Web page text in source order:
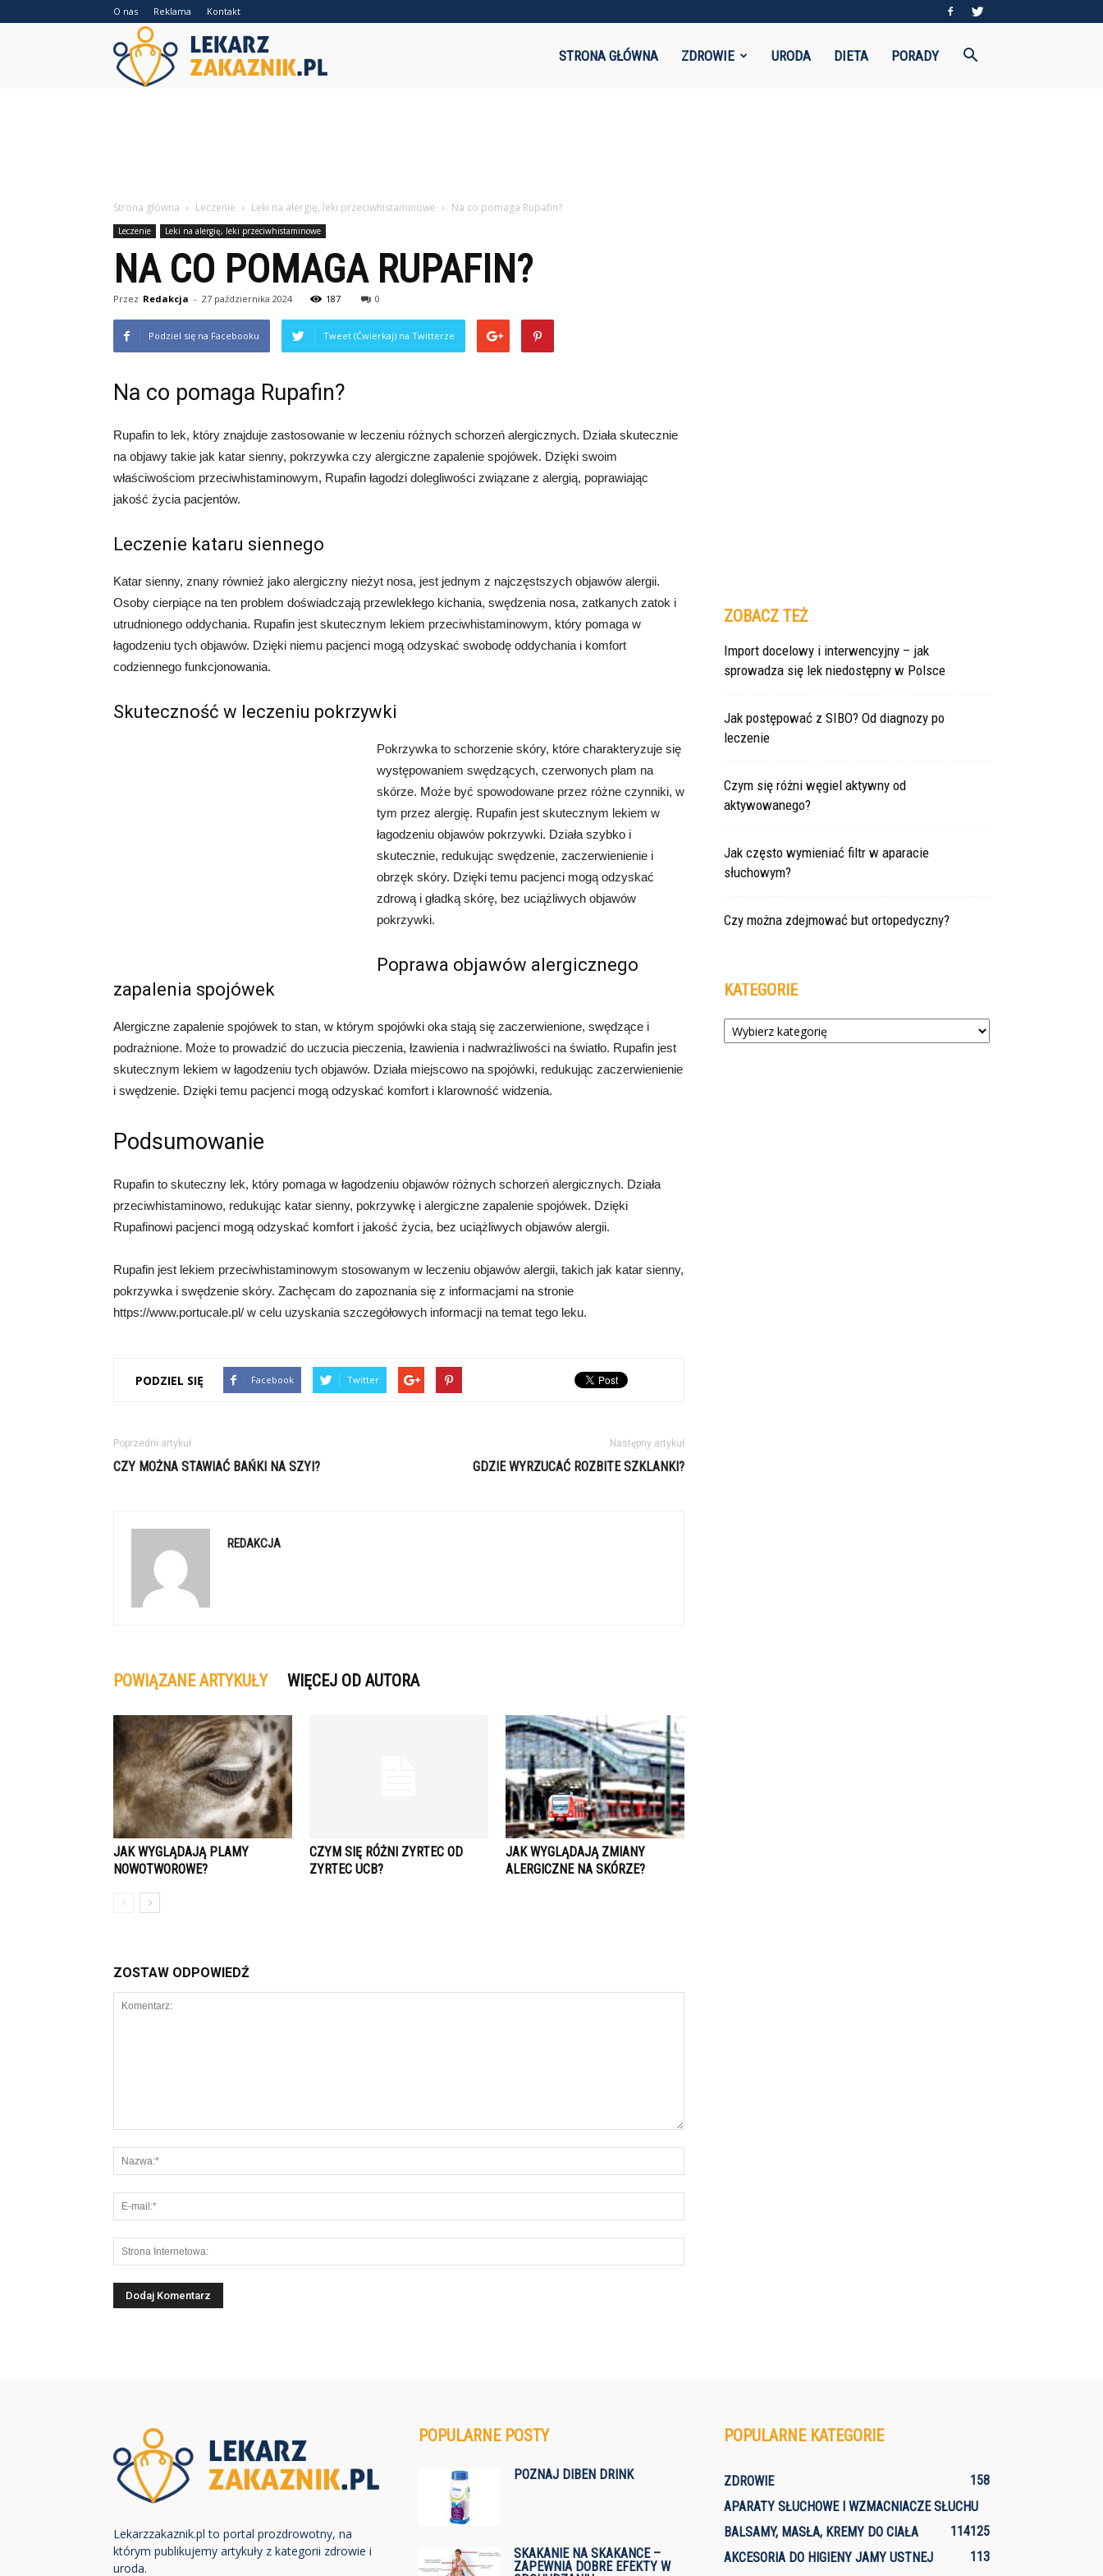
O nas Reklama Kontakt
STRONA GŁÓWNA ZDROWIE URODA DIETA PORADY
Strona główna Leczenie Leki na alergię, leki przeciwhistaminowe Na co pomaga Rupafin?
Leczenie Leki na alergię, leki przeciwhistaminowe
NA CO POMAGA RUPAFIN?
Przez Redakcja - 27 października 2024 187 0
Podziel się na Facebooku Tweet (Ćwierkaj) na Twitterze
Na co pomaga Rupafin?
Rupafin to lek, który znajduje zastosowanie w leczeniu różnych schorzeń alergicznych. Działa skutecznie
na objawy takie jak katar sienny, pokrzywka czy alergiczne zapalenie spojówek. Dzięki swoim
właściwościom przeciwhistaminowym, Rupafin łagodzi dolegliwości związane z alergią, poprawiając
jakość życia pacjentów.
Leczenie kataru siennego
Katar sienny, znany również jako alergiczny nieżyt nosa, jest jednym z najczęstszych objawów alergii.
Osoby cierpiące na ten problem doświadczają przewlekłego kichania, swędzenia nosa, zatkanych zatok i
utrudnionego oddychania. Rupafin jest skutecznym lekiem przeciwhistaminowym, który pomaga w
łagodzeniu tych objawów. Dzięki niemu pacjenci mogą odzyskać swobodę oddychania i komfort
codziennego funkcjonowania.
Skuteczność w leczeniu pokrzywki
Pokrzywka to schorzenie skóry, które charakteryzuje się
występowaniem swędzących, czerwonych plam na
skórze. Może być spowodowane przez różne czynniki, w
tym przez alergię. Rupafin jest skutecznym lekiem w
łagodzeniu objawów pokrzywki. Działa szybko i
skutecznie, redukując swędzenie, zaczerwienienie i
obrzęk skóry. Dzięki temu pacjenci mogą odzyskać
zdrową i gładką skórę, bez uciążliwych objawów
pokrzywki.
Poprawa objawów alergicznego
zapalenia spojówek
Alergiczne zapalenie spojówek to stan, w którym spojówki oka stają się zaczerwienione, swędzące i
podrażnione. Może to prowadzić do uczucia pieczenia, łzawienia i nadwrażliwości na światło. Rupafin jest
skutecznym lekiem w łagodzeniu tych objawów. Działa miejscowo na spojówki, redukując zaczerwienienie
i swędzenie. Dzięki temu pacjenci mogą odzyskać komfort i klarowność widzenia.
Podsumowanie
Rupafin to skuteczny lek, który pomaga w łagodzeniu objawów różnych schorzeń alergicznych. Działa
przeciwhistaminowo, redukując katar sienny, pokrzywkę i alergiczne zapalenie spojówek. Dzięki
Rupafinowi pacjenci mogą odzyskać komfort i jakość życia, bez uciążliwych objawów alergii.
Rupafin jest lekiem przeciwhistaminowym stosowanym w leczeniu objawów alergii, takich jak katar sienny,
pokrzywka i swędzenie skóry. Zachęcam do zapoznania się z informacjami na stronie
https://www.portucale.pl/ w celu uzyskania szczegółowych informacji na temat tego leku.
PODZIEL SIĘ Facebook Twitter
Poprzedni artykuł
CZY MOŻNA STAWIAĆ BAŃKI NA SZYI?
Następny artykuł
GDZIE WYRZUCAĆ ROZBITE SZKLANKI?
REDAKCJA
POWIĄZANE ARTYKUŁY WIĘCEJ OD AUTORA
JAK WYGLĄDAJĄ PLAMY
NOWOTWOROWE?
CZYM SIĘ RÓŻNI ZYRTEC OD
ZYRTEC UCB?
JAK WYGLĄDAJĄ ZMIANY
ALERGICZNE NA SKÓRZE?
ZOSTAW ODPOWIEDŹ
ZOBACZ TEŻ
Import docelowy i interwencyjny – jak
sprowadza się lek niedostępny w Polsce
Jak postępować z SIBO? Od diagnozy po
leczenie
Czym się różni węgiel aktywny od
aktywowanego?
Jak często wymieniać filtr w aparacie
słuchowym?
Czy można zdejmować but ortopedyczny?
KATEGORIE
Kategorie
Lekarzzakaznik.pl to portal prozdrowotny, na
którym publikujemy artykuły z kategorii zdrowie i
uroda.
POPULARNE POSTY
POZNAJ DIBEN DRINK
SKAKANIE NA SKAKANCE –
ZAPEWNIA DOBRE EFEKTY W
POPULARNE KATEGORIE
ZDROWIE
158
APARATY SŁUCHOWE I WZMACNIACZE SŁUCHU
125
BALSAMY, MASŁA, KREMY DO CIAŁA
114
AKCESORIA DO HIGIENY JAMY USTNEJ
113